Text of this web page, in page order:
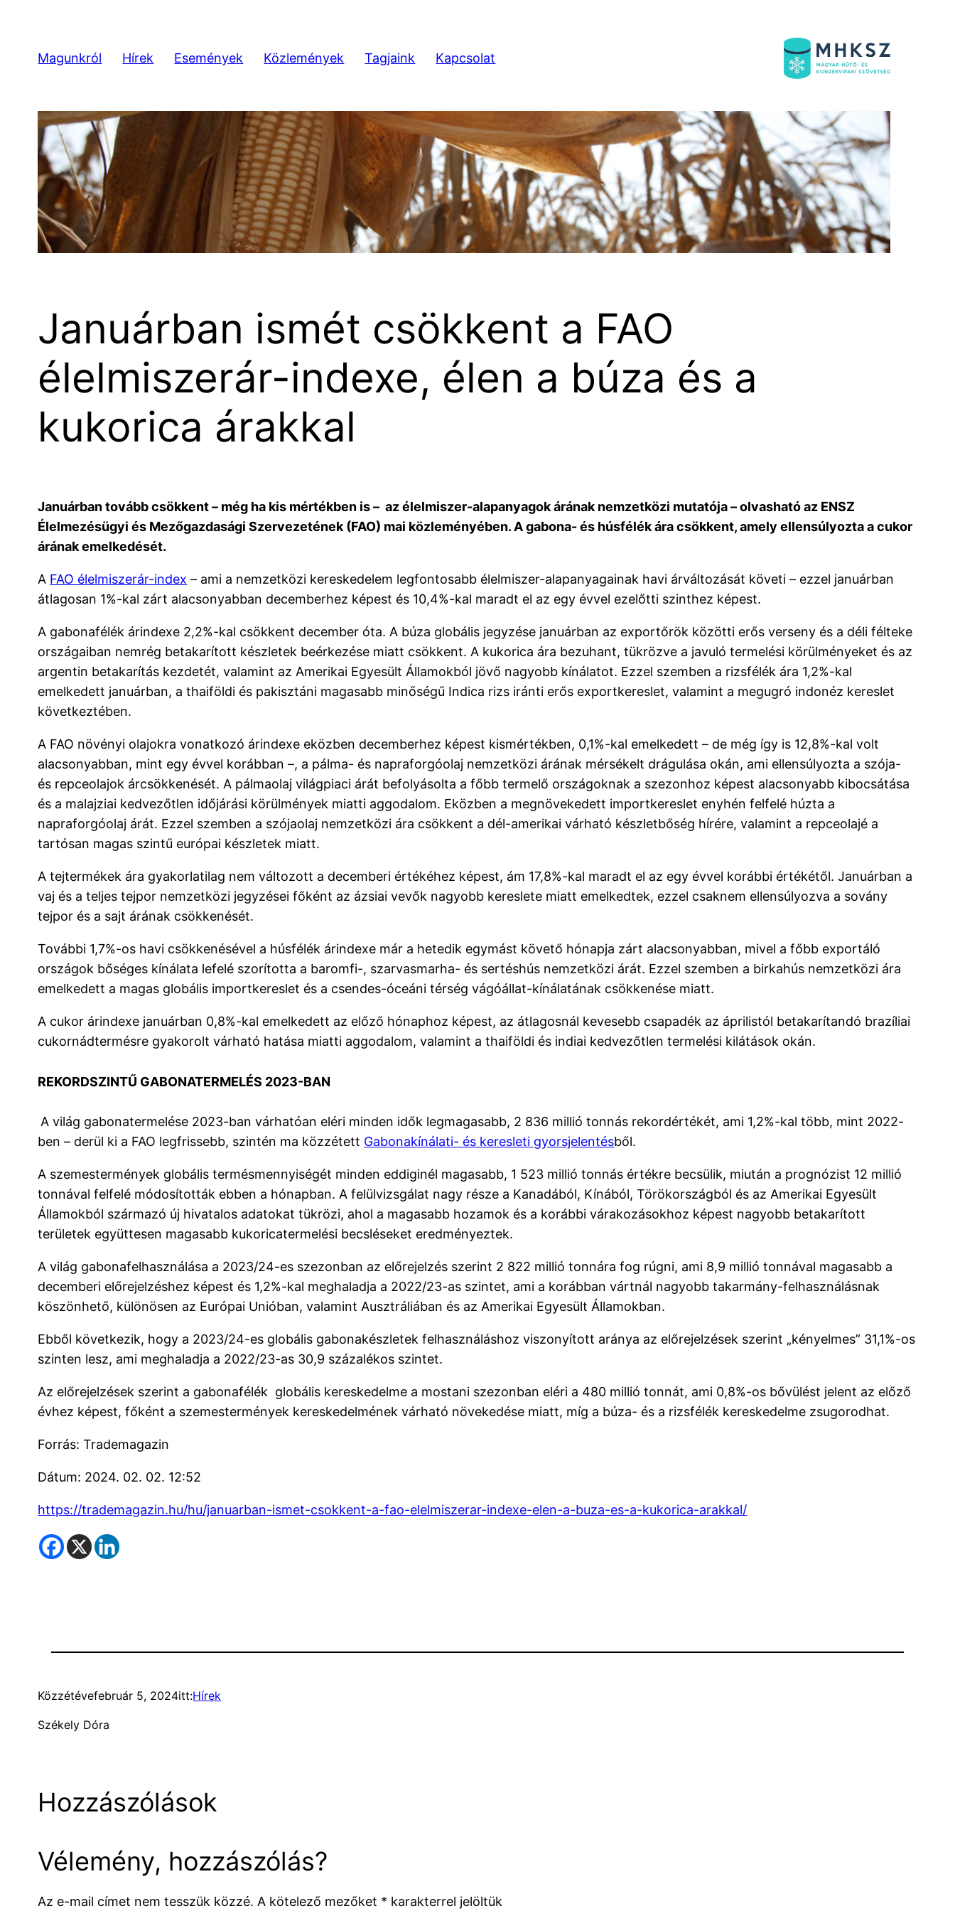
tartalomhoz
Magunkról Hírek Események Közlemények Tagjaink Kapcsolat
Januárban ismét csökkent a FAO
élelmiszerár-indexe, élen a búza és a
kukorica árakkal
Januárban tovább csökkent – még ha kis mértékben is – az élelmiszer-alapanyagok árának nemzetközi mutatója – olvasható az ENSZ
Élelmezésügyi és Mezőgazdasági Szervezetének (FAO) mai közleményében. A gabona- és húsfélék ára csökkent, amely ellensúlyozta a cukor
árának emelkedését.
A FAO élelmiszerár-index – ami a nemzetközi kereskedelem legfontosabb élelmiszer-alapanyagainak havi árváltozását követi – ezzel januárban
átlagosan 1%-kal zárt alacsonyabban decemberhez képest és 10,4%-kal maradt el az egy évvel ezelőtti szinthez képest.
A gabonafélék árindexe 2,2%-kal csökkent december óta. A búza globális jegyzése januárban az exportőrök közötti erős verseny és a déli félteke
országaiban nemrég betakarított készletek beérkezése miatt csökkent. A kukorica ára bezuhant, tükrözve a javuló termelési körülményeket és az
argentin betakarítás kezdetét, valamint az Amerikai Egyesült Államokból jövő nagyobb kínálatot. Ezzel szemben a rizsfélék ára 1,2%-kal
emelkedett januárban, a thaiföldi és pakisztáni magasabb minőségű Indica rizs iránti erős exportkereslet, valamint a megugró indonéz kereslet
következtében.
A FAO növényi olajokra vonatkozó árindexe eközben decemberhez képest kismértékben, 0,1%-kal emelkedett – de még így is 12,8%-kal volt
alacsonyabban, mint egy évvel korábban –, a pálma- és napraforgóolaj nemzetközi árának mérsékelt drágulása okán, ami ellensúlyozta a szója-
és repceolajok árcsökkenését. A pálmaolaj világpiaci árát befolyásolta a főbb termelő országoknak a szezonhoz képest alacsonyabb kibocsátása
és a malajziai kedvezőtlen időjárási körülmények miatti aggodalom. Eközben a megnövekedett importkereslet enyhén felfelé húzta a
napraforgóolaj árát. Ezzel szemben a szójaolaj nemzetközi ára csökkent a dél-amerikai várható készletbőség hírére, valamint a repceolajé a
tartósan magas szintű európai készletek miatt.
A tejtermékek ára gyakorlatilag nem változott a decemberi értékéhez képest, ám 17,8%-kal maradt el az egy évvel korábbi értékétől. Januárban a
vaj és a teljes tejpor nemzetközi jegyzései főként az ázsiai vevők nagyobb kereslete miatt emelkedtek, ezzel csaknem ellensúlyozva a sovány
tejpor és a sajt árának csökkenését.
További 1,7%-os havi csökkenésével a húsfélék árindexe már a hetedik egymást követő hónapja zárt alacsonyabban, mivel a főbb exportáló
országok bőséges kínálata lefelé szorította a baromfi-, szarvasmarha- és sertéshús nemzetközi árát. Ezzel szemben a birkahús nemzetközi ára
emelkedett a magas globális importkereslet és a csendes-óceáni térség vágóállat-kínálatának csökkenése miatt.
A cukor árindexe januárban 0,8%-kal emelkedett az előző hónaphoz képest, az átlagosnál kevesebb csapadék az áprilistól betakarítandó brazíliai
cukornádtermésre gyakorolt várható hatása miatti aggodalom, valamint a thaiföldi és indiai kedvezőtlen termelési kilátások okán.
REKORDSZINTŰ GABONATERMELÉS 2023-BAN
A világ gabonatermelése 2023-ban várhatóan eléri minden idők legmagasabb, 2 836 millió tonnás rekordértékét, ami 1,2%-kal több, mint 2022-
ben – derül ki a FAO legfrissebb, szintén ma közzétett Gabonakínálati- és keresleti gyorsjelentésből.
A szemestermények globális termésmennyiségét minden eddiginél magasabb, 1 523 millió tonnás értékre becsülik, miután a prognózist 12 millió
tonnával felfelé módosították ebben a hónapban. A felülvizsgálat nagy része a Kanadából, Kínából, Törökországból és az Amerikai Egyesült
Államokból származó új hivatalos adatokat tükrözi, ahol a magasabb hozamok és a korábbi várakozásokhoz képest nagyobb betakarított
területek együttesen magasabb kukoricatermelési becsléseket eredményeztek.
A világ gabonafelhasználása a 2023/24-es szezonban az előrejelzés szerint 2 822 millió tonnára fog rúgni, ami 8,9 millió tonnával magasabb a
decemberi előrejelzéshez képest és 1,2%-kal meghaladja a 2022/23-as szintet, ami a korábban vártnál nagyobb takarmány-felhasználásnak
köszönhető, különösen az Európai Unióban, valamint Ausztráliában és az Amerikai Egyesült Államokban.
Ebből következik, hogy a 2023/24-es globális gabonakészletek felhasználáshoz viszonyított aránya az előrejelzések szerint „kényelmes” 31,1%-os
szinten lesz, ami meghaladja a 2022/23-as 30,9 százalékos szintet.
Az előrejelzések szerint a gabonafélék globális kereskedelme a mostani szezonban eléri a 480 millió tonnát, ami 0,8%-os bővülést jelent az előző
évhez képest, főként a szemestermények kereskedelmének várható növekedése miatt, míg a búza- és a rizsfélék kereskedelme zsugorodhat.
Forrás: Trademagazin
Dátum: 2024. 02. 02. 12:52
https://trademagazin.hu/hu/januarban-ismet-csokkent-a-fao-elelmiszerar-indexe-elen-a-buza-es-a-kukorica-arakkal/
Közzétévefebruár 5, 2024itt:Hírek
Székely Dóra
Hozzászólások
Vélemény, hozzászólás?
Az e-mail címet nem tesszük közzé. A kötelező mezőket * karakterrel jelöltük